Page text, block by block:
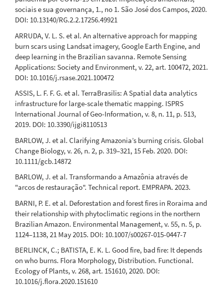
Andrew A. Clelland, Gareth J. Marshall, Robert Baxter,
Genet, Brendan M. Rogers, Susan M. Natali(2024)
Annual and Seasonal Patterns of Burned Area Products
in Arctic-Boreal North America and Russia for 2001–
2020.Remote Sensing, 16(17), 3306.
10.3390/rs16173306
Poliana Domingos Ferro, Guilherme Mataveli, Jeferson de
Souza Arcanjo, Débora Joana Dutra, Thaís Pereira de
Medeiros, Yosio Edemir Shimabukuro, Ana Carolina Moreira
Pessôa, Gabriel de Oliveira, Liana Oighenstein Anderson
(2024)
Regional-Scale Assessment of Burn Scar Mapping in
Southwestern Amazonia Using Burned Area Products
and CBERS/WFI Data Cubes.Fire, 7(3), 67.
10.3390/fire7030067
sociais e sua governança, 1., no 1. São José dos Campos, 2020.
DOI: 10.13140/RG.2.2.17256.49921
ARRUDA, V. L. S. et al. An alternative approach for mapping
burn scars using Landsat imagery, Google Earth Engine, and
deep learning in the Brazilian savanna. Remote Sensing
Applications: Society and Environment, v. 22, art. 100472, 2021.
DOI: 10.1016/j.rsase.2021.100472
ASSIS, L. F. F. G. et al. TerraBrasilis: A Spatial data analytics
infrastructure for large-scale thematic mapping. ISPRS
International Journal of Geo-Information, v. 8, n. 11, p. 513,
2019. DOI: 10.3390/ijgi8110513
BARLOW, J. et al. Clarifying Amazonia’s burning crisis. Global
Change Biology, v. 26, n. 2, p. 319–321, 15 Feb. 2020. DOI:
10.1111/gcb.14872
BARLOW, J. et al. Transformando a Amazônia através de
"arcos de restauração". Technical report. EMPRAPA. 2023.
BARNI, P. E. et al. Deforestation and forest fires in Roraima and
their relationship with phytoclimatic regions in the northern
Brazilian Amazon. Environmental Management, v. 55, n. 5, p.
1124–1138, 21 May 2015. DOI: 10.1007/s00267-015-0447-7
BERLINCK, C.; BATISTA, E. K. L. Good fire, bad fire: It depends
on who burns. Flora Morphology, Distribution. Functional.
Ecology of Plants, v. 268, art. 151610, 2020. DOI:
10.1016/j.flora.2020.151610